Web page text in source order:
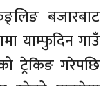
बजारबाट
याम्फुदिन गाउँ
ट्रेकिङ गरेपछि